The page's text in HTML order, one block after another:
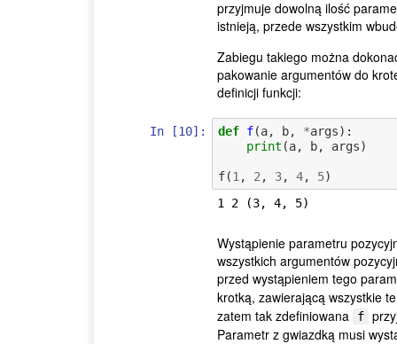
przyjmuje dowolną ilość
istnieją, przede wszystkim
Zabiegu takiego można
pakowanie argumentów do
definicji funkcji:
In [10]: def f(a, b, *args):
print (a, b, args)
f(1 , 2 , 3, 4, 5)
Wystąpienie parametru
wszystkich argumentów
przed wystąpieniem tego
krotką, zawierającą wszystkie
zatem tak zdefiniowana
f
Parametr z gwiazdką musi